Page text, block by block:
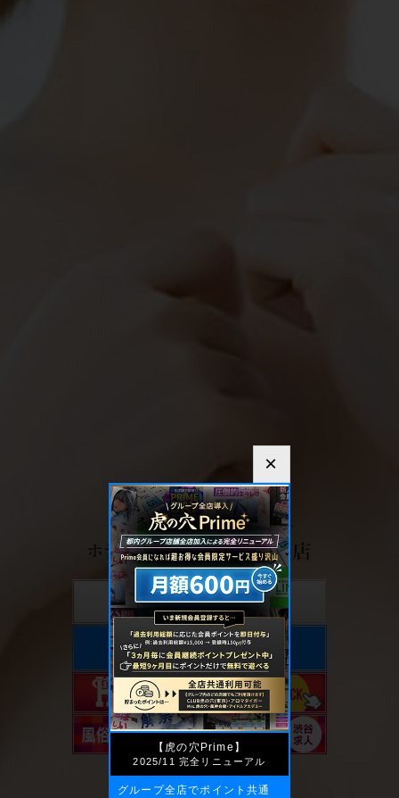
ENTER
PRIME会員様
×
【虎の穴Prime】
2025/11 完全リニューアル
グループ全店でポイント共通